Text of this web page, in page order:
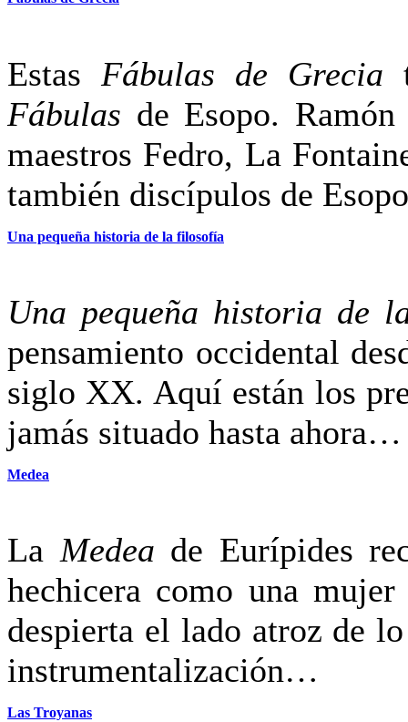
Estas Fábulas de Grecia
Fábulas de Esopo.
maestros Fedro, La
también discípulos de
Una pequeña historia de la filosofía
Una pequeña historia de
pensamiento occidental
siglo XX. Aquí están los
jamás situado hasta ahora…
Medea
La Medea de Eurípides
hechicera como una
despierta el lado atroz de
instrumentalización…
Las Troyanas